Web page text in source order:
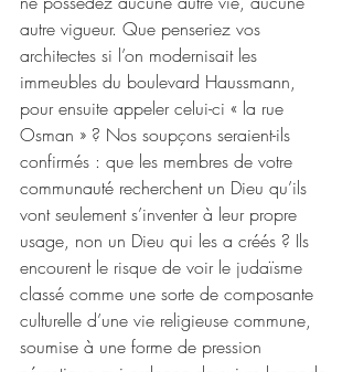
autre vigueur. Que penseriez vos
architectes si l’on modernisait les
immeubles du boulevard Haussmann,
pour ensuite appeler celui-ci « la rue
Osman » ? Nos soupçons seraient-ils
confirmés : que les membres de votre
communauté recherchent un Dieu qu’ils
vont seulement s’inventer à leur propre
usage, non un Dieu qui les a créés ? Ils
encourent le risque de voir le judaïsme
classé comme une sorte de composante
culturelle d’une vie religieuse commune,
soumise à une forme de pression